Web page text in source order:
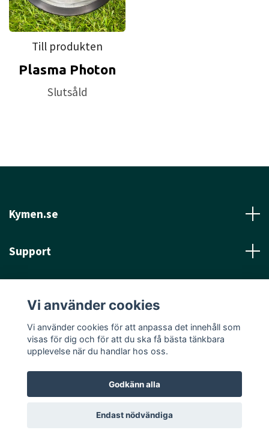
Till produkten
Plasma Photon
Slutsåld
Kymen.se
Support
Sociala medier
© 2026 Kymen.se
Vi använder cookies
Vi använder cookies för att anpassa det innehåll som
visas för dig och för att du ska få bästa tänkbara
upplevelse när du handlar hos oss.
Godkänn alla
Endast nödvändiga